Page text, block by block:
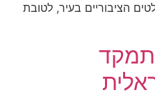
הציבוריים בעיר, לטובת